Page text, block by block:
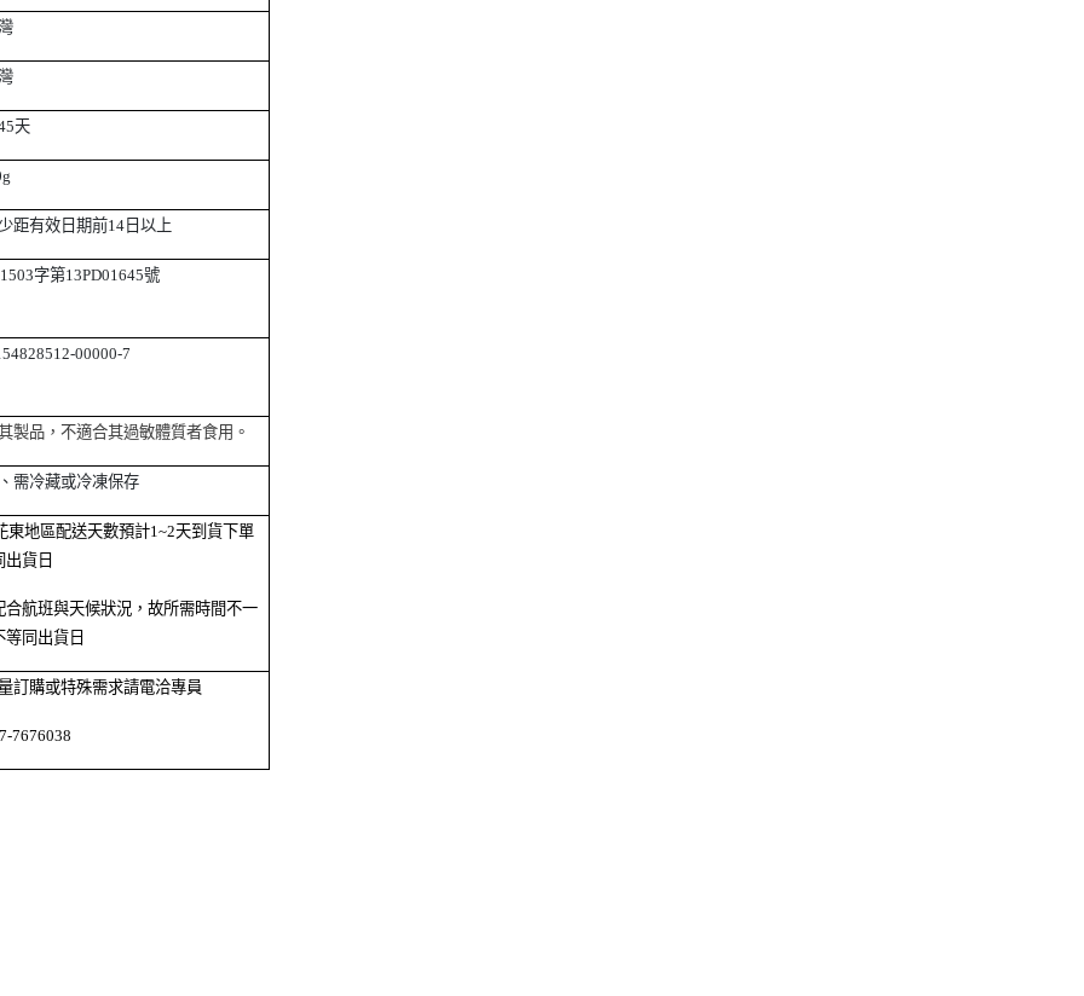
天
距有效日期前14日以上
字第13PD01645號
00000-7
製品，不適合其過敏體質者食用。
需冷藏或冷凍保存
地區配送天數預計1~2天到貨下單
出貨日
航班與天候狀況，故所需時間不一
同出貨日
訂購或特殊需求請電洽專員
7676038